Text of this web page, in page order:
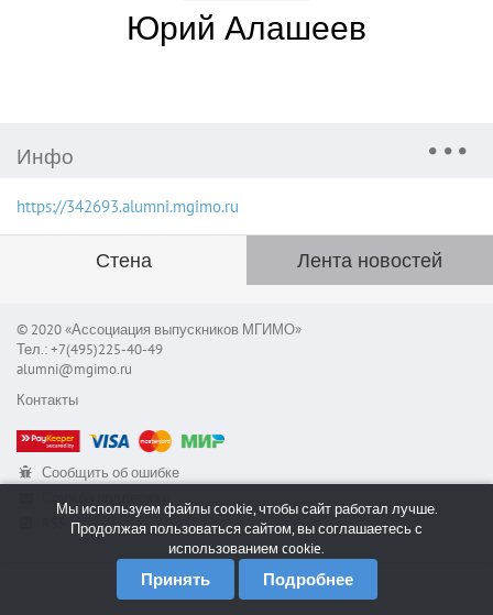
Юрий Алашеев
Инфо
https://342693.alumni.mgimo.ru
Стена Лента новостей
© 2020 «Ассоциация выпускников МГИМО»
Тел.: +7(495)225-40-49
alumni@mgimo.ru
Контакты
Сообщить об ошибке
Мы используем файлы cookie, чтобы сайт работал лучше.
Продолжая пользоваться сайтом, вы соглашаетесь с
использованием cookie.
Принять Подробнее